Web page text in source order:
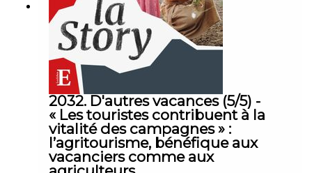
2032. D'autres vacances (5/5) -
« Les touristes contribuent à la
vitalité des campagnes » :
l’agritourisme, bénéfique aux
vacanciers comme aux